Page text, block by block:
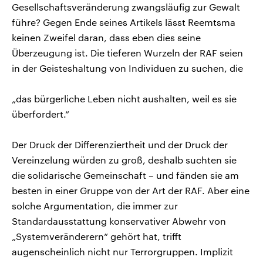
Gesellschaftsveränderung zwangsläufig zur Gewalt
führe? Gegen Ende seines Artikels lässt Reemtsma
keinen Zweifel daran, dass eben dies seine
Überzeugung ist. Die tieferen Wurzeln der RAF seien
in der Geisteshaltung von Individuen zu suchen, die
„das bürgerliche Leben nicht aushalten, weil es sie
überfordert.“
Der Druck der Differenziertheit und der Druck der
Vereinzelung würden zu groß, deshalb suchten sie
die solidarische Gemeinschaft – und fänden sie am
besten in einer Gruppe von der Art der RAF. Aber eine
solche Argumentation, die immer zur
Standardausstattung konservativer Abwehr von
„Systemveränderern“ gehört hat, trifft
augenscheinlich nicht nur Terrorgruppen. Implizit